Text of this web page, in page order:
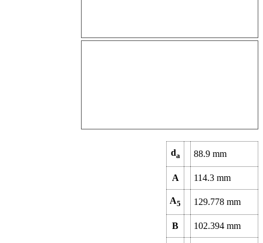
da 88.9 mm
A 114.3 mm
A5 129.778 mm
B 102.394 mm